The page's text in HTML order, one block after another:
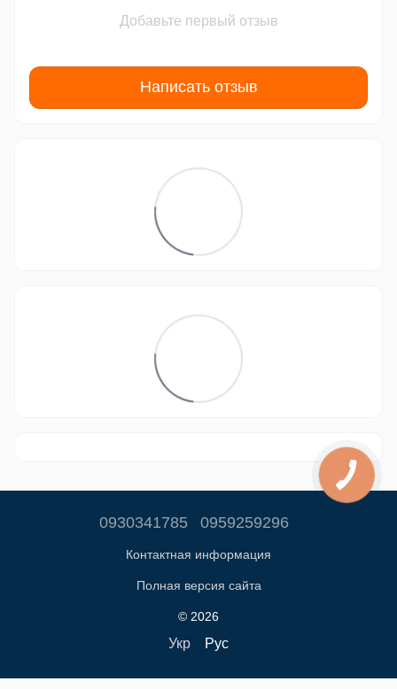
Добавьте первый отзыв
Написать отзыв
0930341785 0959259296
Контактная информация
Полная версия сайта
© 2026
Укр Рус